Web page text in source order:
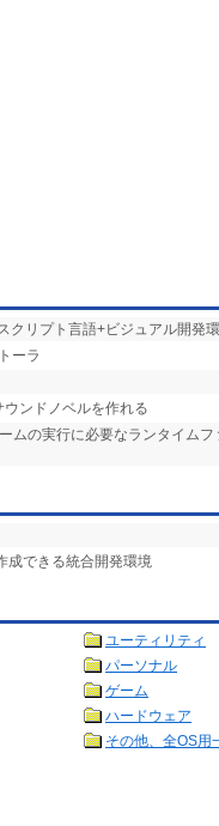
クリプト言語+ビジュアル開発
ーラ
ンドノベルを作れる
ムの実行に必要なランタイムフ
成できる統合開発環境
ユーティリティ
パーソナル
ゲーム
ハードウェア
その他、全OS用